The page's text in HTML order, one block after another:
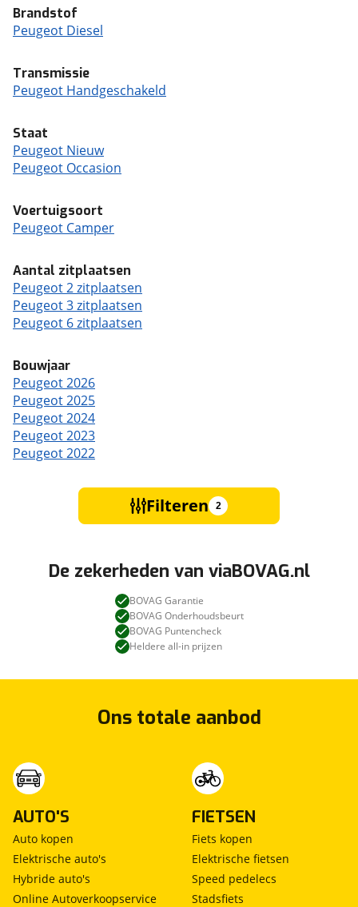
Brandstof
Peugeot Diesel
Transmissie
Peugeot Handgeschakeld
Staat
Peugeot Nieuw
Peugeot Occasion
Voertuigsoort
Peugeot Camper
Aantal zitplaatsen
Peugeot 2 zitplaatsen
Peugeot 3 zitplaatsen
Peugeot 6 zitplaatsen
Bouwjaar
Peugeot 2026
Peugeot 2025
Peugeot 2024
Peugeot 2023
Peugeot 2022
Filteren 2
De zekerheden van viaBOVAG.nl
BOVAG Garantie
BOVAG Onderhoudsbeurt
BOVAG Puntencheck
Heldere all-in prijzen
Ons totale aanbod
AUTO'S
Auto kopen
Elektrische auto's
Hybride auto's
Online Autoverkoopservice
FIETSEN
Fiets kopen
Elektrische fietsen
Speed pedelecs
Stadsfiets